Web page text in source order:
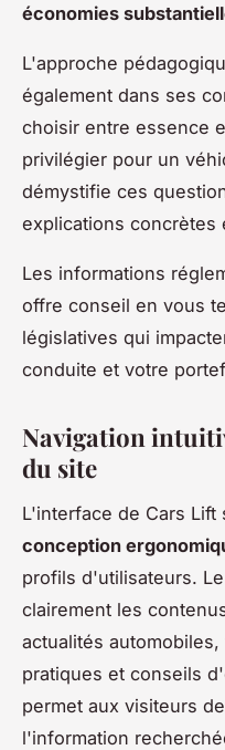
économies
L'approche
également dans ses
choisir entre essence
privilégier pour un
démystifie ces
explications concrètes
Les informations
offre conseil en vous
législatives qui
conduite et votre
Navigation
du site
L'interface de Cars Lift
conception
profils d'utilisateurs.
clairement les
actualités
pratiques et conseils
permet aux visiteurs
l'information